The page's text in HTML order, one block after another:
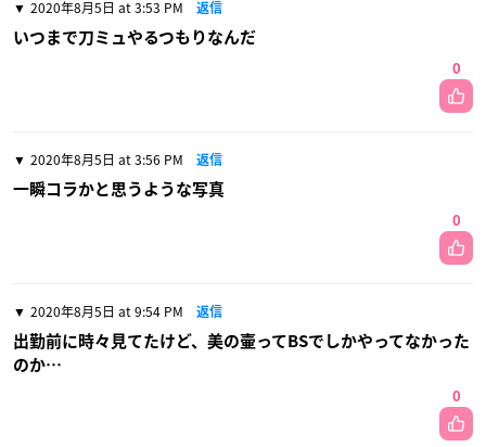
2020年8月5日 at 3:53 PM 返信
いつまで刀ミュやるつもりなんだ
0
2020年8月5日 at 3:56 PM 返信
一瞬コラかと思うような写真
0
2020年8月5日 at 9:54 PM 返信
出勤前に時々見てたけど、美の壷ってBSでしかやってなかった
のか…
0